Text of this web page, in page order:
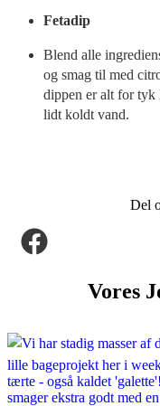
Fetadip
Blend alle
og smag til med
dippen er alt for tyk
lidt koldt vand.
Del
Vores